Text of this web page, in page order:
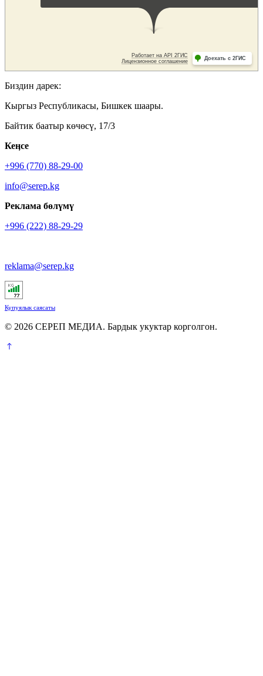
Биздин дарек:
Кыргыз Республикасы, Бишкек шаары.
Байтик баатыр көчөсү, 17/3
Кеӊсе
+996 (770) 88-29-00
info@serep.kg
Реклама бөлүмү
+996 (222) 88-29-29
reklama@serep.kg
Купуялык саясаты
© 2026 СЕРЕП МЕДИА. Бардык укуктар корголгон.